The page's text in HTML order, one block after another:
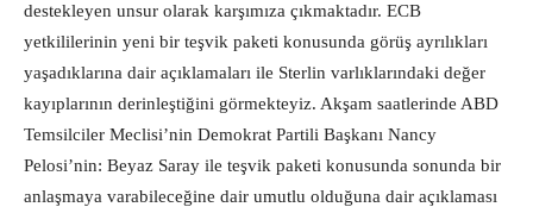
destekleyen unsur olarak karşımıza çıkmaktadır. ECB
yetkililerinin yeni bir teşvik paketi konusunda görüş ayrılıkları
yaşadıklarına dair açıklamaları ile Sterlin varlıklarındaki değer
kayıplarının derinleştiğini görmekteyiz. Akşam saatlerinde ABD
Temsilciler Meclisi’nin Demokrat Partili Başkanı Nancy
Pelosi’nin: Beyaz Saray ile teşvik paketi konusunda sonunda bir
anlaşmaya varabileceğine dair umutlu olduğuna dair açıklaması